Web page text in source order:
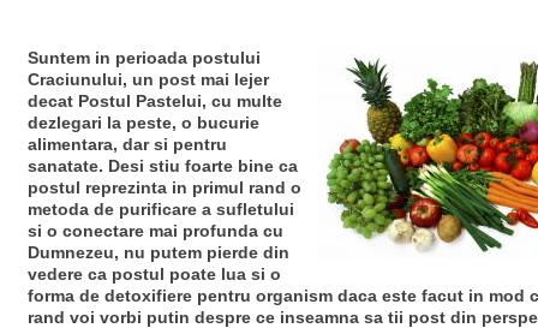
Suntem in perioada postului
Craciunului, un post mai lejer
decat Postul Pastelui, cu multe
dezlegari la peste, o bucurie
alimentara, dar si pentru
sanatate. Desi stiu foarte bine ca
postul reprezinta in primul rand o
metoda de purificare a sufletului
si o conectare mai profunda cu
Dumnezeu, nu putem pierde din
vedere ca postul poate lua si o
forma de detoxifiere pentru organism daca este facut in mod
rand voi vorbi putin despre ce inseamna sa tii post din